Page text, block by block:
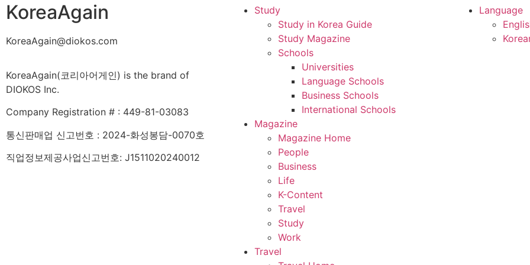
KoreaAgain
KoreaAgain@diokos.com
KoreaAgain(코리아어게인) is the brand of
DIOKOS Inc.
Company Registration # : 449-81-03083
통신판매업 신고번호 : 2024-화성봉담-0070호
직업정보제공사업신고번호: J1511020240012
Study
Study in Korea Guide
Study Magazine
Schools
Universities
Language Schools
Business Schools
International Schools
Magazine
Magazine Home
People
Business
Life
K-Content
Travel
Study
Work
Travel
Language